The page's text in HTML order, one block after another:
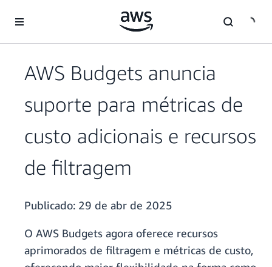
Pular para o conteúdo principal
AWS Budgets anuncia
suporte para métricas de
custo adicionais e recursos
de filtragem
Publicado: 29 de abr de 2025
O AWS Budgets agora oferece recursos
aprimorados de filtragem e métricas de custo,